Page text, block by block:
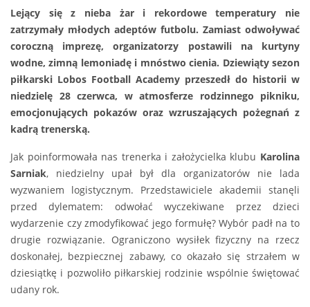
Lejący się z nieba żar i rekordowe temperatury nie
zatrzymały młodych adeptów futbolu. Zamiast odwoływać
coroczną imprezę, organizatorzy postawili na kurtyny
wodne, zimną lemoniadę i mnóstwo cienia. Dziewiąty sezon
piłkarski Lobos Football Academy przeszedł do historii w
niedzielę 28 czerwca, w atmosferze rodzinnego pikniku,
emocjonujących pokazów oraz wzruszających pożegnań z
kadrą trenerską.
Jak poinformowała nas trenerka i założycielka klubu Karolina
Sarniak, niedzielny upał był dla organizatorów nie lada
wyzwaniem logistycznym. Przedstawiciele akademii stanęli
przed dylematem: odwołać wyczekiwane przez dzieci
wydarzenie czy zmodyfikować jego formułę? Wybór padł na to
drugie rozwiązanie. Ograniczono wysiłek fizyczny na rzecz
doskonałej, bezpiecznej zabawy, co okazało się strzałem w
dziesiątkę i pozwoliło piłkarskiej rodzinie wspólnie świętować
udany rok.